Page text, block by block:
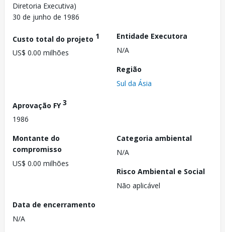
Diretoria Executiva)
30 de junho de 1986
Custo total do projeto 1
US$ 0.00 milhões
Entidade Executora
N/A
Região
Sul da Ásia
Aprovação FY3
1986
Montante do
compromisso
US$ 0.00 milhões
Categoria ambiental
N/A
Risco Ambiental e Social
Não aplicável
Data de encerramento
N/A